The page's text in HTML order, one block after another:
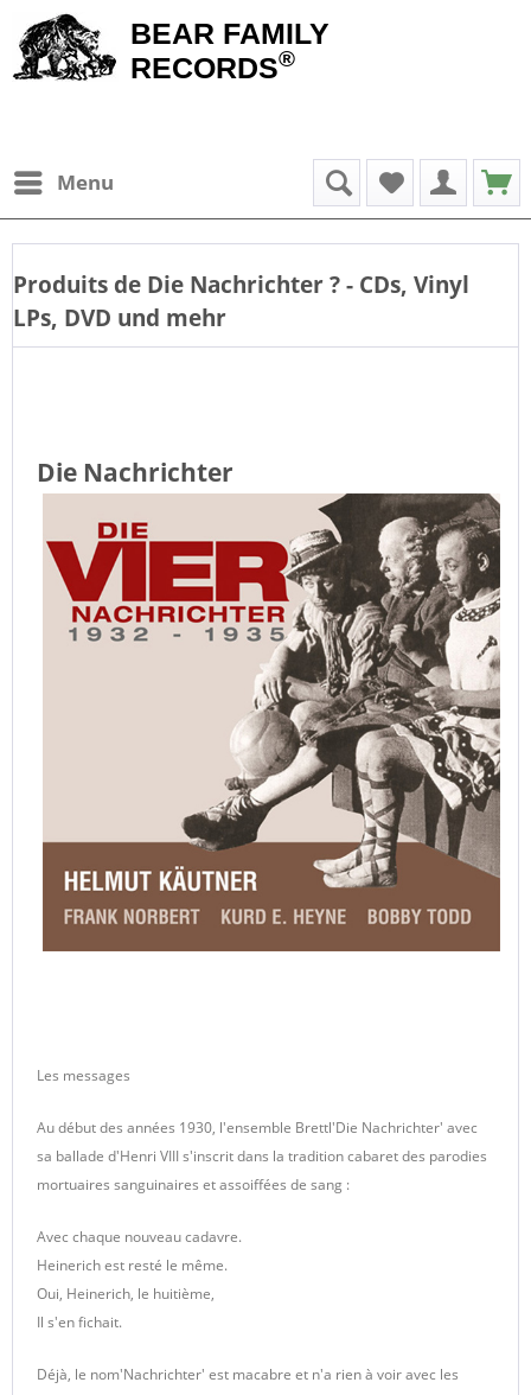
BEAR FAMILY
RECORDS®
Menu
Produits de Die Nachrichter? - CDs, Vinyl
LPs, DVD und mehr
Die Nachrichter
Les messages
Au début des années 1930, l'ensemble Brettl'Die Nachrichter' avec
sa ballade d'Henri VIII s'inscrit dans la tradition cabaret des parodies
mortuaires sanguinaires et assoiffées de sang :
Avec chaque nouveau cadavre.
Heinerich est resté le même.
Oui, Heinerich, le huitième,
Il s'en fichait.
Déjà, le nom'Nachrichter' est macabre et n'a rien à voir avec les